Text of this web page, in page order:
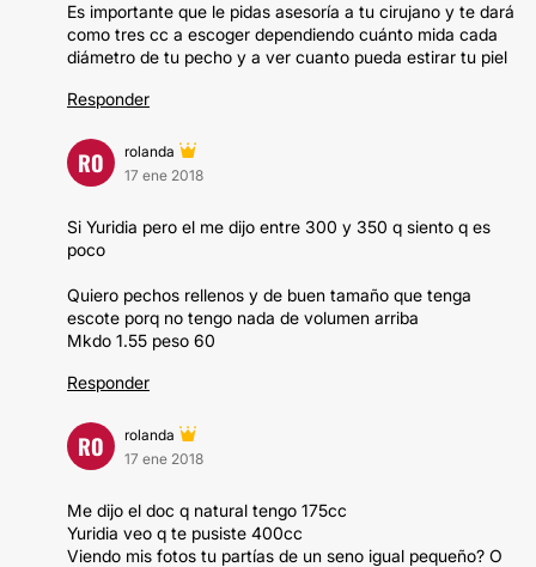
Es importante que le pidas asesoría a tu cirujano y te dará
como tres cc a escoger dependiendo cuánto mida cada
diámetro de tu pecho y a ver cuanto pueda estirar tu piel
Responder
RO
rolanda
17 ene 2018
Si Yuridia pero el me dijo entre 300 y 350 q siento q es
poco
Quiero pechos rellenos y de buen tamaño que tenga
escote porq no tengo nada de volumen arriba
Mkdo 1.55 peso 60
Responder
RO
rolanda
17 ene 2018
Me dijo el doc q natural tengo 175cc
Yuridia veo q te pusiste 400cc
Viendo mis fotos tu partías de un seno igual pequeño? O